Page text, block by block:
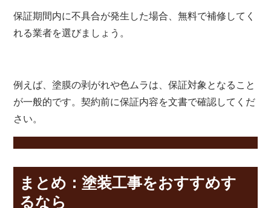
保証期間内に不具合が発生した場合、無料で補修してく
れる業者を選びましょう。
例えば、塗膜の剥がれや色ムラは、保証対象となること
が一般的です。契約前に保証内容を文書で確認してくだ
さい。
まとめ：塗装工事をおすすめす
るなら